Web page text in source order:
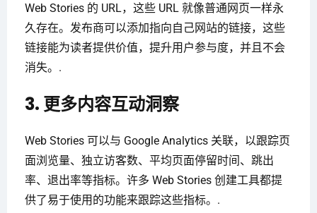
Web Stories 的 URL，这些 URL 就像普通网页一样永
久存在。发布商可以添加指向自己网站的链接，这些
链接能为读者提供价值，提升用户参与度，并且不会
消失。.
3. 更多内容互动洞察
Web Stories 可以与 Google Analytics 关联，以跟踪页
面浏览量、独立访客数、平均页面停留时间、跳出
率、退出率等指标。许多 Web Stories 创建工具都提
供了易于使用的功能来跟踪这些指标。.